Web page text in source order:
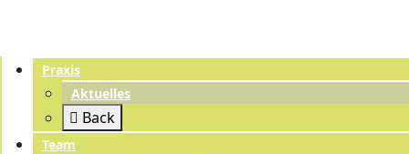
Praxis
Aktuelles
Back
Team